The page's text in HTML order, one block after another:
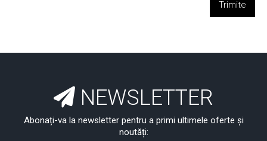
Trimite
NEWSLETTER
Abonați-va la newsletter pentru a primi ultimele oferte și
noutăți: